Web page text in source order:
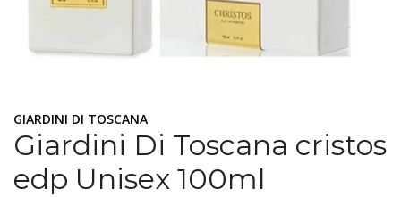
GIARDINI DI TOSCANA
Giardini Di Toscana cristos
edp Unisex 100ml